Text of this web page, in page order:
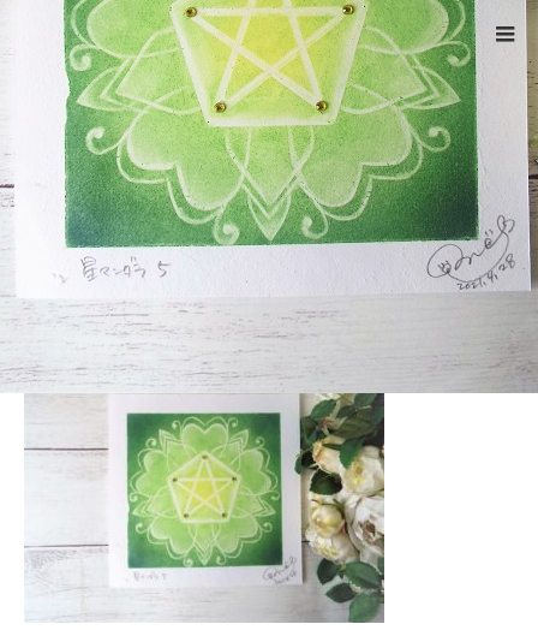
ホーム DSCF4383
Warning: ltrim() expects parameter 1 to be string, object given
/home/xs524725/reiki-kumamoto.com/public_html/wp-
includes/formatting.phpon line4343
DSCF4383
2021.05.5